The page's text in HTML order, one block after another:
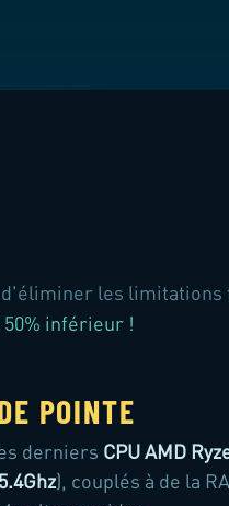
les limitations
inférieur !
POINTE
derniers CPU AMD
), couplés à de la